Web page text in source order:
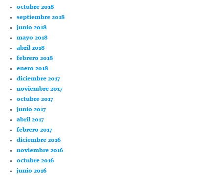
octubre 2018
septiembre 2018
junio 2018
mayo 2018
abril 2018
febrero 2018
enero 2018
diciembre 2017
noviembre 2017
octubre 2017
junio 2017
abril 2017
febrero 2017
diciembre 2016
noviembre 2016
octubre 2016
junio 2016